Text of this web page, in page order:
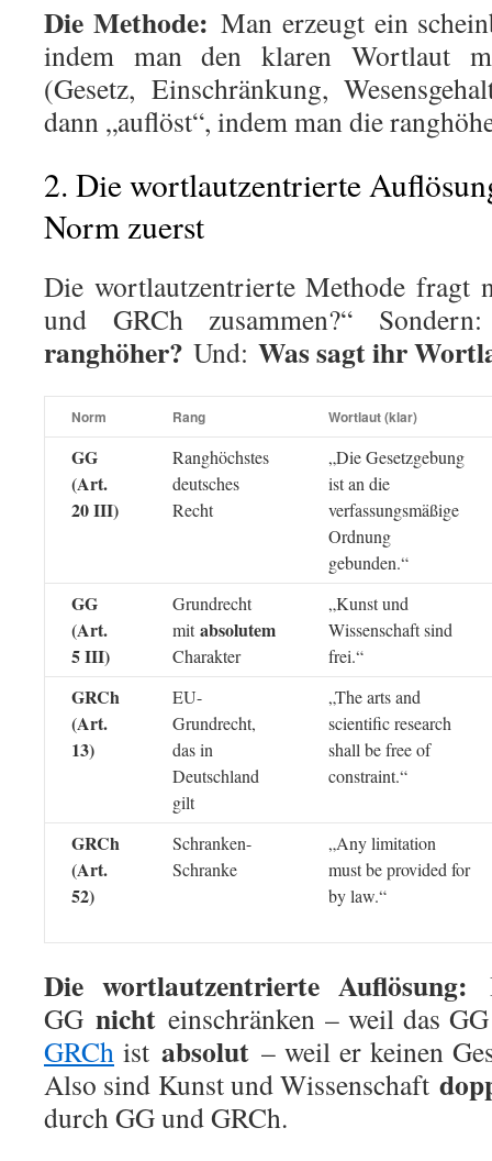
Die Methode: Man erzeugt ein
indem man den klaren Wortlaut
(Gesetz, Einschränkung,
dann „auflöst“, indem man die
2. Die wortlautzentrierte
Norm zuerst
Die wortlautzentrierte Methode fragt
und GRCh zusammen?“
ranghöher? Und: Was sagt ihr
Norm Rang Wortlaut (klar)
GG
(Art.
20 III)
Ranghöchstes
deutsches
Recht
„Die Gesetzgebung
ist an die
verfassungsmäßige
Ordnung
gebunden.“
GG
(Art.
5 III)
Grundrecht
mitabsolutem
Charakter
„Kunst und
Wissenschaft sind
frei.“
GRCh
(Art.
13)
EU-
Grundrecht,
das in
Deutschland
gilt
„The arts and
scientific research
shall be free of
constraint.“
GRCh
(Art.
52)
Schranken-
Schranke
„Any limitation
must be provided for
by law.“
Die wortlautzentrierte Auflösung:
GGnicht einschränken – weil das
GRCh ist absolut – weil er keinen
Also sind Kunst und Wissenschaft
durch GG und GRCh.